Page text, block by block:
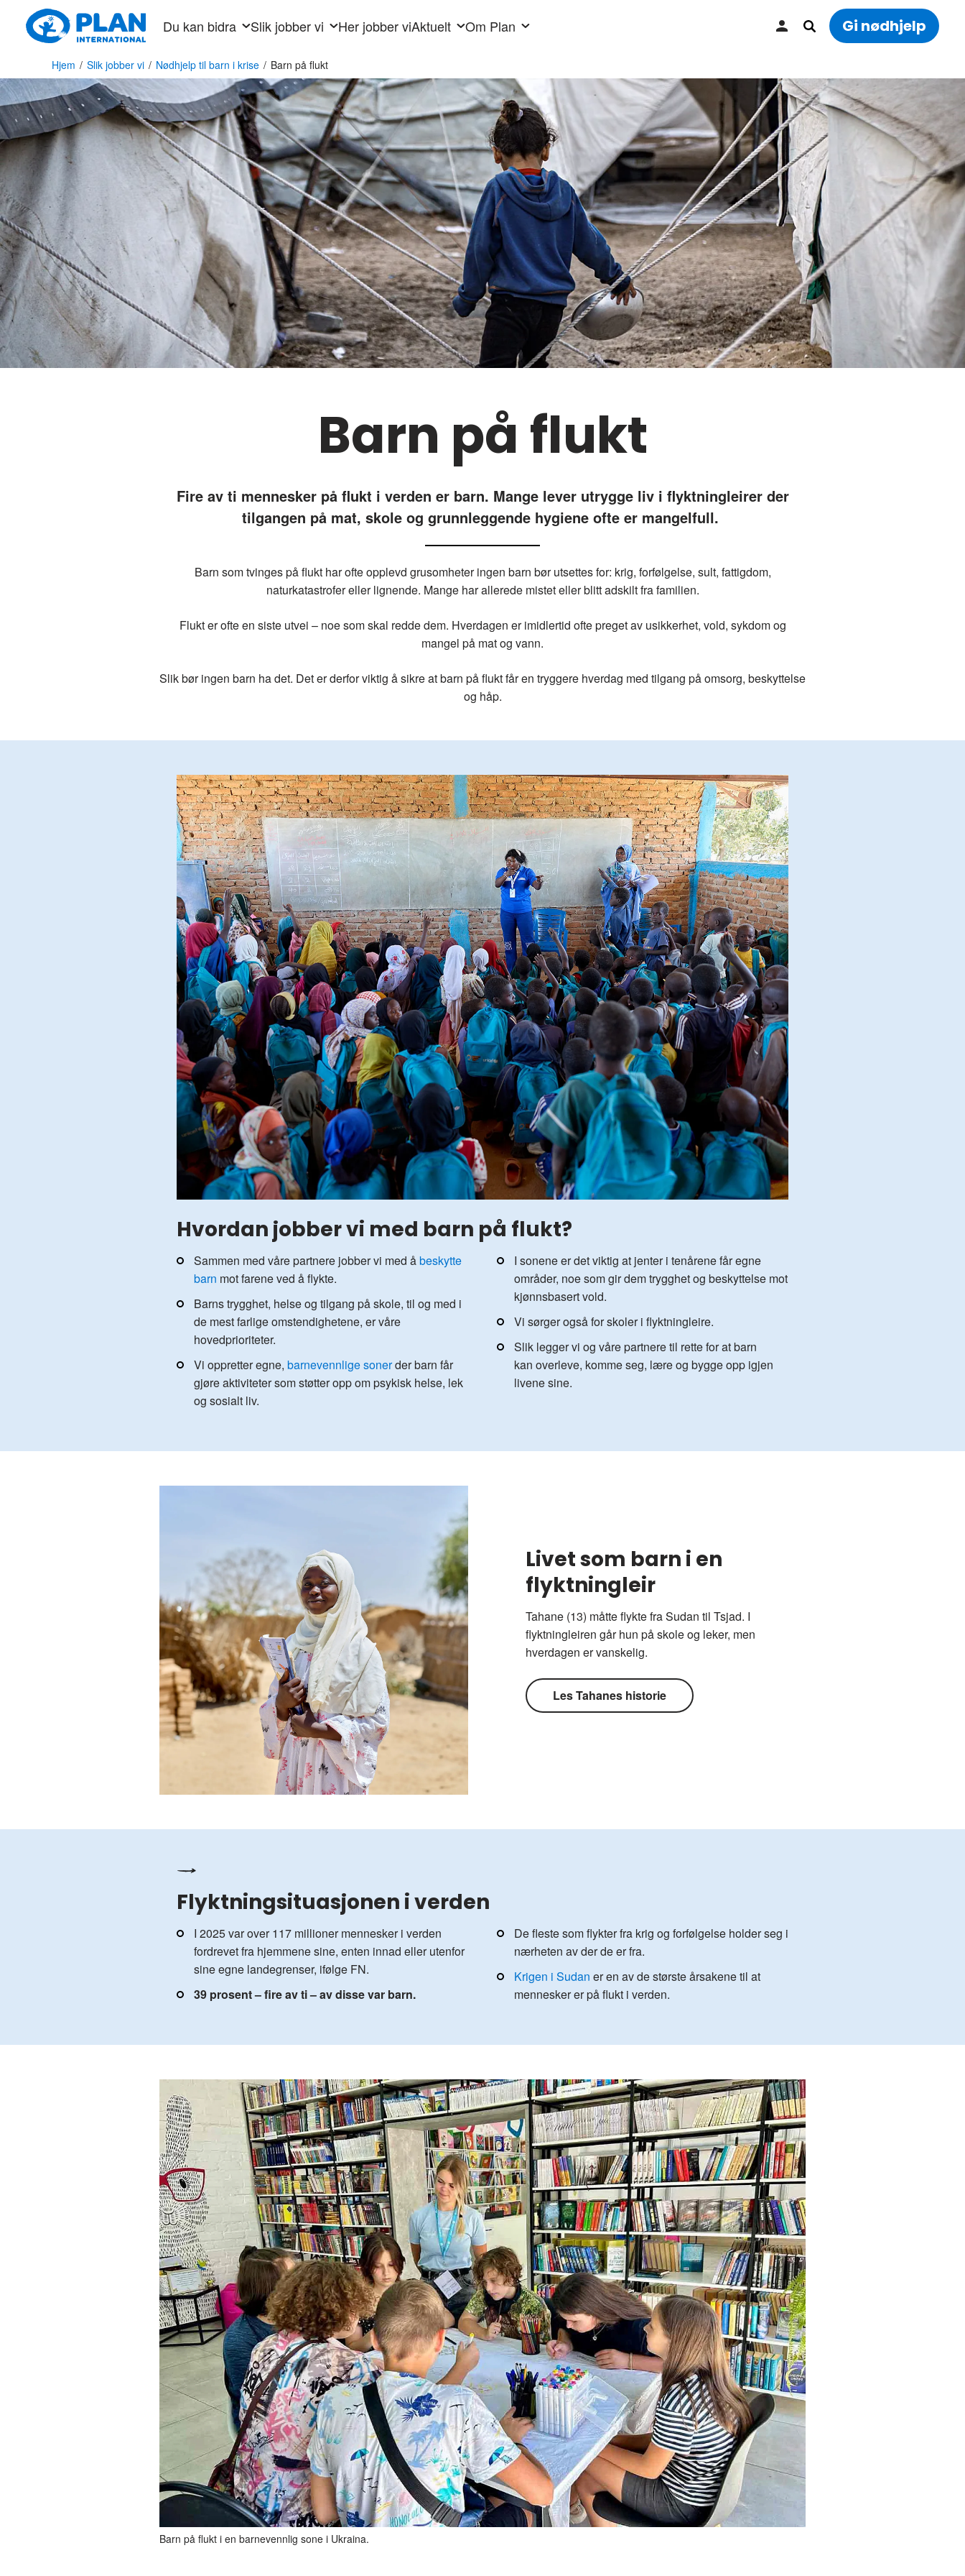
hovedinnhold
Du kan bidra Slik jobber vi Her jobber viAktuelt Om Plan Gi nødhjelp
Hjem / Slik jobber vi / Nødhjelp til barn i krise / Barn på flukt
Barn på flukt
Fire av ti mennesker på flukt i verden er barn. Mange lever utrygge liv i flyktningleirer der
tilgangen på mat, skole og grunnleggende hygiene ofte er mangelfull.
Barn som tvinges på flukt har ofte opplevd grusomheter ingen barn bør utsettes for: krig, forfølgelse, sult, fattigdom,
naturkatastrofer eller lignende. Mange har allerede mistet eller blitt adskilt fra familien.
Flukt er ofte en siste utvei – noe som skal redde dem. Hverdagen er imidlertid ofte preget av usikkerhet, vold, sykdom og
mangel på mat og vann.
Slik bør ingen barn ha det. Det er derfor viktig å sikre at barn på flukt får en tryggere hverdag med tilgang på omsorg, beskyttelse
og håp.
Hvordan jobber vi med barn på flukt?
Sammen med våre partnere jobber vi med åbeskytte
barn mot farene ved å flykte.
Barns trygghet, helse og tilgang på skole, til og med i
de mest farlige omstendighetene, er våre
hovedprioriteter.
Vi oppretter egne, barnevennlige sonerder barn får
gjøre aktiviteter som støtter opp om psykisk helse, lek
og sosialt liv.
I sonene er det viktig at jenter i tenårene får egne
områder, noe som gir dem trygghet og beskyttelse mot
kjønnsbasert vold.
Vi sørger også for skoler i flyktningleire.
Slik legger vi og våre partnere til rette for at barn
kan overleve, komme seg, lære og bygge opp igjen
livene sine.
Livet som barn i en
flyktningleir
Tahane (13) måtte flykte fra Sudan til Tsjad. I
flyktningleiren går hun på skole og leker, men
hverdagen er vanskelig.
Les Tahanes historie
Flyktningsituasjonen i verden
I 2025 var over 117 millioner mennesker i verden
fordrevet fra hjemmene sine, enten innad eller utenfor
sine egne landegrenser, ifølge FN.
39 prosent – fire av ti – av disse var barn.
De fleste som flykter fra krig og forfølgelse holder seg i
nærheten av der de er fra.
Krigen i Sudan er en av de største årsakene til at
mennesker er på flukt i verden.
Barn på flukt i en barnevennlig sone i Ukraina.